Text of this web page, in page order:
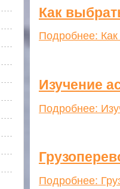
Как
Подробнее: Как
Изучение
Подробнее:
Подробнее: